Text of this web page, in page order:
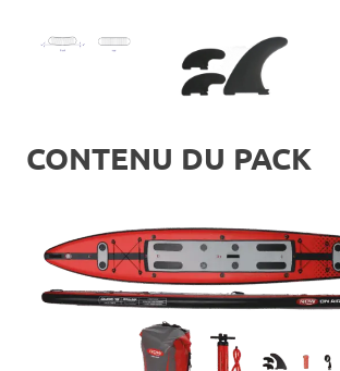
CONTENU DU PACK